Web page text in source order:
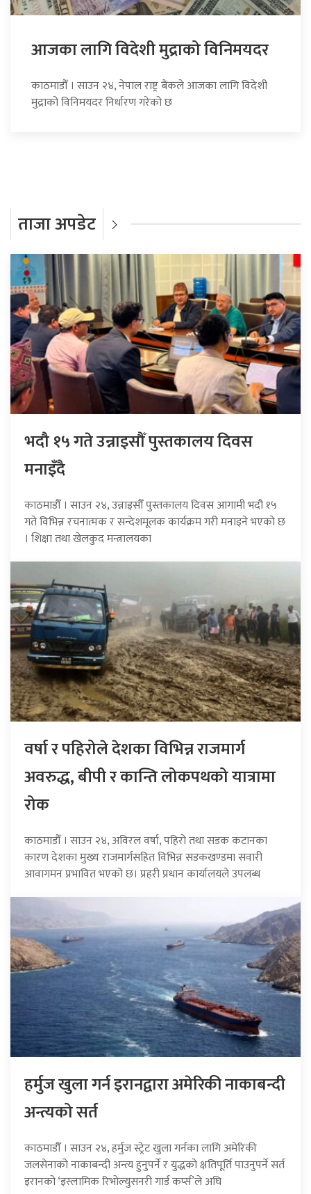
आजका लागि विदेशी मुद्राको विनिमयदर
काठमाडौँ । साउन २४, नेपाल राष्ट्र बैंकले आजका लागि विदेशी
मुद्राको विनिमयदर निर्धारण गरेको छ
ताजा अपडेट
भदौ १५ गते उन्नाइसौँ पुस्तकालय दिवस
मनाइँदै
काठमाडौँ । साउन २४, उन्नाइसौँ पुस्तकालय दिवस आगामी भदौ १५
गते विभिन्न रचनात्मक र सन्देशमूलक कार्यक्रम गरी मनाइने भएको छ
। शिक्षा तथा खेलकुद मन्त्रालयका
वर्षा र पहिरोले देशका विभिन्न राजमार्ग
अवरुद्ध, बीपी र कान्ति लोकपथको यात्रामा
रोक
काठमाडौँ । साउन २४, अविरल वर्षा, पहिरो तथा सडक कटानका
कारण देशका मुख्य राजमार्गसहित विभिन्न सडकखण्डमा सवारी
आवागमन प्रभावित भएको छ। प्रहरी प्रधान कार्यालयले उपलब्ध
हर्मुज खुला गर्न इरानद्वारा अमेरिकी नाकाबन्दी
अन्त्यको सर्त
काठमाडौँ । साउन २४, हर्मुज स्ट्रेट खुला गर्नका लागि अमेरिकी
जलसेनाको नाकाबन्दी अन्त्य हुनुपर्ने र युद्धको क्षतिपूर्ति पाउनुपर्ने सर्त
इरानको ‘इस्लामिक रिभोल्युसनरी गार्ड कर्प्स’ले अघि